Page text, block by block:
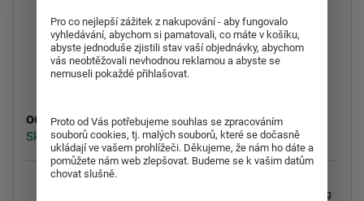
Matrace z bio pěny
Malaga
od 11 801 Kč
Skladem > 5 ks
Sendvičová matrace
od3 494 Kč
Skladem > 5 ks
130 Kg
Pro co nejlepší zážitek z nakupování - aby fungovalo
vyhledávání, abychom si pamatovali, co máte v košíku,
abyste jednoduše zjistili stav vaší objednávky, abychom
vás neobtěžovali nevhodnou reklamou a abyste se
nemuseli pokaždé přihlašovat.
Proto od Vás potřebujeme souhlas se zpracováním
souborů cookies, tj. malých souborů, které se dočasně
ukládají ve vašem prohlížeči. Děkujeme, že nám ho dáte a
pomůžete nám web zlepšovat. Budeme se k vašim datům
chovat slušně.